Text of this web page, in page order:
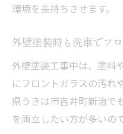
環境を長持ちさせます。
外壁塗装時も洗車でフ
外壁塗装工事中は、塗料
にフロントガラスの汚れ
県うきは市吉井町新治で
を両立したい方が多いの